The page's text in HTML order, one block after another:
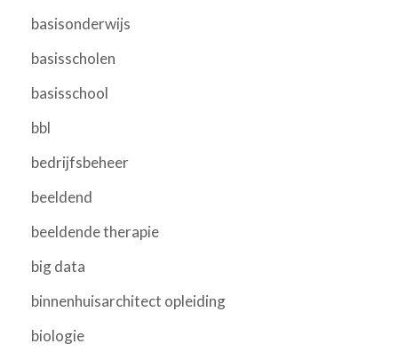
basisonderwijs
basisscholen
basisschool
bbl
bedrijfsbeheer
beeldend
beeldende therapie
big data
binnenhuisarchitect opleiding
biologie